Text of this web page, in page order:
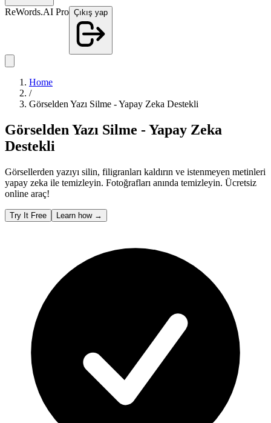
ReWords.AI Pro Çıkış yap
Home
/
Görselden Yazı Silme - Yapay Zeka Destekli
Görselden Yazı Silme - Yapay Zeka
Destekli
Görsellerden yazıyı silin, filigranları kaldırın ve istenmeyen metinleri
yapay zeka ile temizleyin. Fotoğrafları anında temizleyin. Ücretsiz
online araç!
Try It Free Learn how →